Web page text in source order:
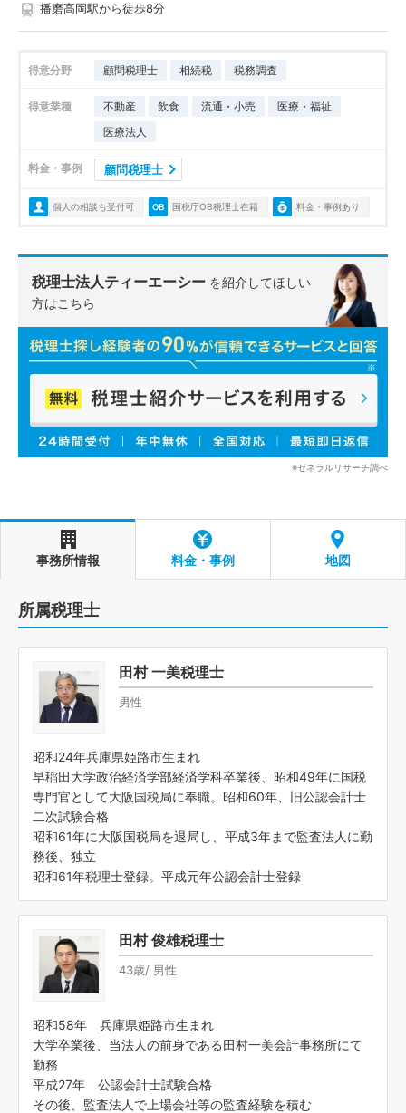
播磨高岡駅から徒歩8分
得意分野 顧問税理士 相続税 税務調査
得意業種 不動産 飲食 流通・小売
医療・福祉
医療法人
料金・事例 顧問税理士
個人の相談も受付可 国税庁OB税理士在籍 料金・事例あり
税理士法人ティーエーシー を紹介してほしい
方はこちら
※ゼネラルリサーチ調べ
事務所情報 料金・事例 地図
所属税理士
田村 一美税理士
男性
昭和24年兵庫県姫路市生まれ
早稲田大学政治経済学部経済学科卒業後、昭和49年に国税
専門官として大阪国税局に奉職。昭和60年、旧公認会計士
二次試験合格
昭和61年に大阪国税局を退局し、平成3年まで監査法人に勤
務後、独立
昭和61年税理士登録。平成元年公認会計士登録
田村 俊雄税理士
43歳/ 男性
昭和58年 兵庫県姫路市生まれ
大学卒業後、当法人の前身である田村一美会計事務所にて
勤務
平成27年 公認会計士試験合格
その後、監査法人で上場会社等の監査経験を積む